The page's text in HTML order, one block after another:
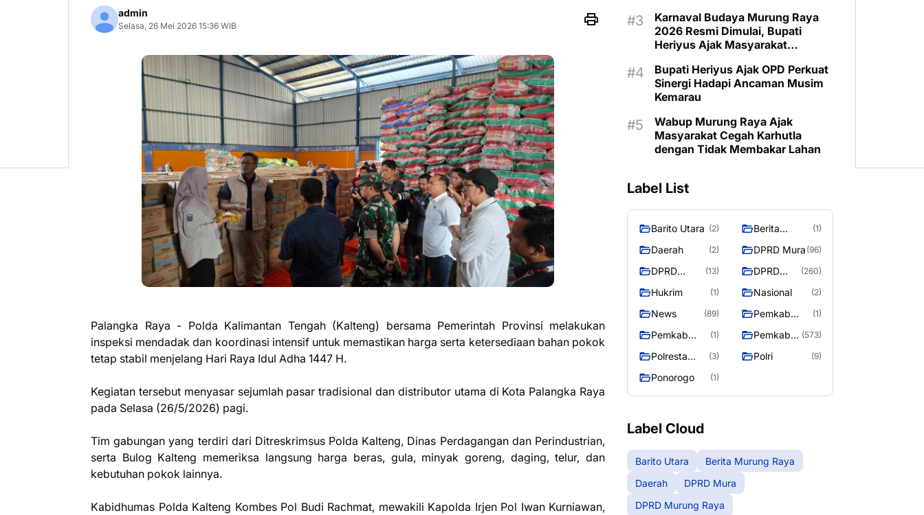
admin
Selasa, 26 Mei 2026 15:36 WIB
Palangka Raya - Polda Kalimantan Tengah (Kalteng) bersama Pemerintah Provinsi melakukan
inspeksi mendadak dan koordinasi intensif untuk memastikan harga serta ketersediaan bahan pokok
tetap stabil menjelang Hari Raya Idul Adha 1447 H.
Kegiatan tersebut menyasar sejumlah pasar tradisional dan distributor utama di Kota Palangka Raya
pada Selasa (26/5/2026) pagi.
Tim gabungan yang terdiri dari Ditreskrimsus Polda Kalteng, Dinas Perdagangan dan Perindustrian,
serta Bulog Kalteng memeriksa langsung harga beras, gula, minyak goreng, daging, telur, dan
kebutuhan pokok lainnya.
Kabidhumas Polda Kalteng Kombes Pol Budi Rachmat, mewakili Kapolda Irjen Pol Iwan Kurniawan,
Karnaval Budaya Murung Raya
2026 Resmi Dimulai, Bupati
Heriyus Ajak Masyarakat
Bupati Heriyus Ajak OPD Perkuat
Sinergi Hadapi Ancaman Musim
Kemarau
Wabup Murung Raya Ajak
Masyarakat Cegah Karhutla
dengan Tidak Membakar Lahan
Label List
Barito Utara (2)
Berita
Raya
(1)
Daerah (2) DPRD Mura (96)
DPRD
Raya
(13)
DPRD
RAYA
(260)
Hukrim (1) Nasional (2)
News (89)
Pemkab
Barito Utara
(1)
Pemkab
(1)
Pemkab
Raya
(573)
Polresta
Raya
(3) Polri (9)
Ponorogo (1)
Label Cloud
Barito Utara
Berita Murung Raya
Daerah
DPRD Mura
DPRD Murung Raya